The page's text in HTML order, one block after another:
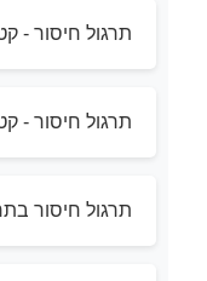
תרגול חיסור -
תרגול חיסור -
תרגול חיסור בתחום